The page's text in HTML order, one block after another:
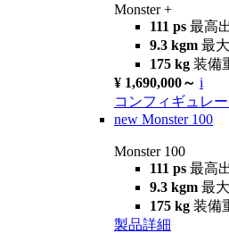
Monster +
111 ps 最高
9.3 kgm 最
175 kg 装備
¥ 1,690,000～ i
コンフィギュレ
new Monster 100
Monster 100
111 ps 最高
9.3 kgm 最
175 kg 装備
製品詳細